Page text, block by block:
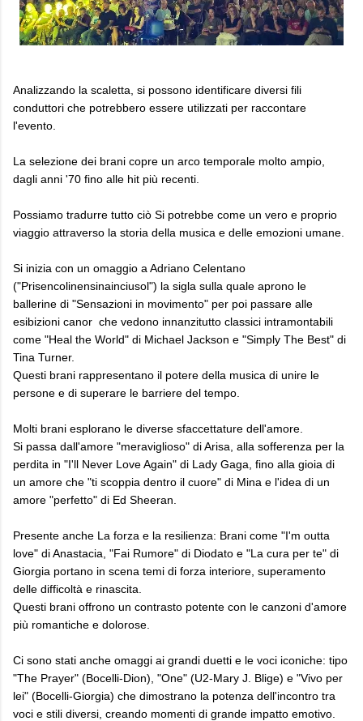
Analizzando la scaletta, si possono identificare diversi fili
conduttori che potrebbero essere utilizzati per raccontare
l'evento.
La selezione dei brani copre un arco temporale molto ampio,
dagli anni '70 fino alle hit più recenti.
Possiamo tradurre tutto ciò Si potrebbe come un vero e proprio
viaggio attraverso la storia della musica e delle emozioni umane.
Si inizia con un omaggio a Adriano Celentano
("Prisencolinensinainciusol") la sigla sulla quale aprono le
ballerine di "Sensazioni in movimento" per poi passare alle
esibizioni canor che vedono innanzitutto classici intramontabili
come "Heal the World" di Michael Jackson e "Simply The Best" di
Tina Turner.
Questi brani rappresentano il potere della musica di unire le
persone e di superare le barriere del tempo.
Molti brani esplorano le diverse sfaccettature dell'amore.
Si passa dall'amore "meraviglioso" di Arisa, alla sofferenza per la
perdita in "I'll Never Love Again" di Lady Gaga, fino alla gioia di
un amore che "ti scoppia dentro il cuore" di Mina e l'idea di un
amore "perfetto" di Ed Sheeran.
Presente anche La forza e la resilienza: Brani come "I'm outta
love" di Anastacia, "Fai Rumore" di Diodato e "La cura per te" di
Giorgia portano in scena temi di forza interiore, superamento
delle difficoltà e rinascita.
Questi brani offrono un contrasto potente con le canzoni d'amore
più romantiche e dolorose.
Ci sono stati anche omaggi ai grandi duetti e le voci iconiche: tipo
"The Prayer" (Bocelli-Dion), "One" (U2-Mary J. Blige) e "Vivo per
lei" (Bocelli-Giorgia) che dimostrano la potenza dell'incontro tra
voci e stili diversi, creando momenti di grande impatto emotivo.